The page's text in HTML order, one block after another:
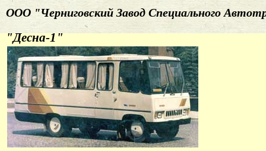
ООО "Черниговский Завод Специального
"Десна-1"